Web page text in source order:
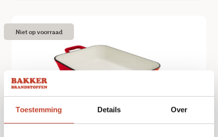
Toestemming Details Over
Niet op voorraad